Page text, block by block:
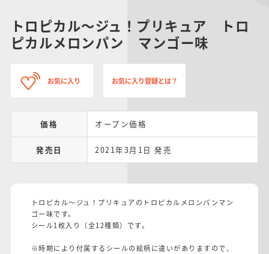
トロピカル～ジュ！プリキュア トロ
ピカルメロンパン マンゴー味
お気に入り お気に入り登録とは？
価格 オープン価格
発売日 2021年3月1日 発売
トロピカル～ジュ！プリキュアのトロピカルメロンパンマン
ゴー味です。
シール1枚入り（全12種類）です。
※時期により付属するシールの絵柄に違いがありますので、